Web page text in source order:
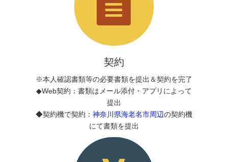
契約
※本人確認書類等の必要書類を提出＆契約を完了
◆Web契約：書類はメール添付・アプリによって
提出
◆契約機で契約： 神奈川県海老名市周辺の契約機
にて書類を提出